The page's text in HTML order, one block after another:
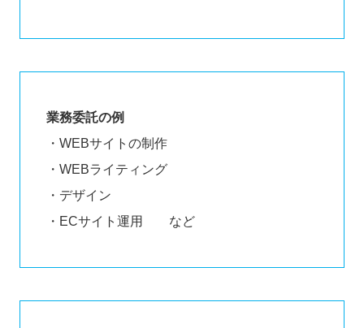
業務委託の例
・WEBサイトの制作
・WEBライティング
・デザイン
・ECサイト運用 など